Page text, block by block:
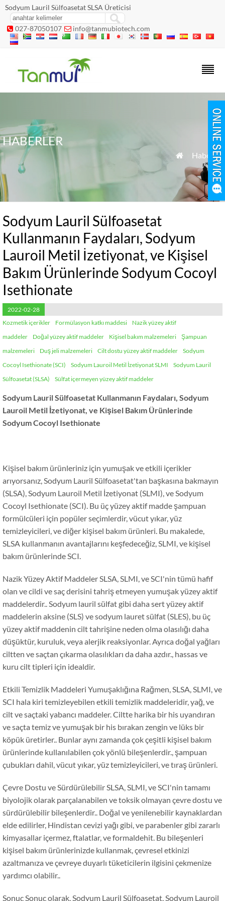
Sodyum Lauril Sülfoasetat SLSA Üreticisi
 027-87050107  info@tanmubiotech.com
HABERLER
 Haberler
Sodyum Lauril Sülfoasetat
Kullanmanın Faydaları, Sodyum
Lauroil Metil İzetiyonat, ve Kişisel
Bakım Ürünlerinde Sodyum Cocoyl
Isethionate
2022-02-28
Kozmetik içerikler
Formülasyon katkı maddesi
Nazik yüzey aktif
maddeler
Doğal yüzey aktif maddeler Kişisel bakım malzemeleri
Şampuan
malzemeleri
Duş jeli malzemeleri Cilt dostu yüzey aktif maddeler
Sodyum
Cocoyl Isethionate (SCI)
Sodyum Lauroil Metil İzetiyonat SLMI
Sodyum Lauril
Sülfoasetat (SLSA)
Sülfat içermeyen yüzey aktif maddeler
Sodyum Lauril Sülfoasetat Kullanmanın Faydaları, Sodyum
Lauroil Metil İzetiyonat, ve Kişisel Bakım Ürünlerinde
Sodyum Cocoyl Isethionate
Kişisel bakım ürünleriniz için yumuşak ve etkili içerikler
arıyorsanız, Sodyum Lauril Sülfoasetat'tan başkasına bakmayın
(SLSA), Sodyum Lauroil Metil İzetiyonat (SLMI), ve Sodyum
Cocoyl Isethionate (SCI). Bu üç yüzey aktif madde şampuan
formülcüleri için popüler seçimlerdir, vücut yıkar, yüz
temizleyicileri, ve diğer kişisel bakım ürünleri. Bu makalede,
SLSA kullanmanın avantajlarını keşfedeceğiz, SLMI, ve kişisel
bakım ürünlerinde SCI.
Nazik Yüzey Aktif Maddeler SLSA, SLMI, ve SCI'nin tümü hafif
olan ve cildi ve saç derisini tahriş etmeyen yumuşak yüzey aktif
maddelerdir.. Sodyum lauril sülfat gibi daha sert yüzey aktif
maddelerin aksine (SLS) ve sodyum lauret sülfat (SLES), bu üç
yüzey aktif maddenin cilt tahrişine neden olma olasılığı daha
düşüktür, kuruluk, veya alerjik reaksiyonlar. Ayrıca doğal yağları
ciltten ve saçtan çıkarma olasılıkları da daha azdır., hassas ve
kuru cilt tipleri için idealdir.
Etkili Temizlik Maddeleri Yumuşaklığına Rağmen, SLSA, SLMI, ve
SCI hala kiri temizleyebilen etkili temizlik maddeleridir, yağ, ve
cilt ve saçtaki yabancı maddeler. Ciltte harika bir his uyandıran
ve saçta temiz ve yumuşak bir his bırakan zengin ve lüks bir
köpük üretirler.. Bunlar aynı zamanda çok çeşitli kişisel bakım
ürünlerinde kullanılabilen çok yönlü bileşenlerdir., şampuan
çubukları dahil, vücut yıkar, yüz temizleyicileri, ve tıraş ürünleri.
Çevre Dostu ve Sürdürülebilir SLSA, SLMI, ve SCI'nin tamamı
biyolojik olarak parçalanabilen ve toksik olmayan çevre dostu ve
sürdürülebilir bileşenlerdir.. Doğal ve yenilenebilir kaynaklardan
elde edilirler, Hindistan cevizi yağı gibi, ve parabenler gibi zararlı
kimyasallar içermez, ftalatlar, ve formaldehit. Bu bileşenleri
kişisel bakım ürünlerinizde kullanmak, çevresel etkinizi
azaltmanıza ve çevreye duyarlı tüketicilerin ilgisini çekmenize
yardımcı olabilir..
Sonuç Sonuç olarak, Sodyum Lauril Sülfoasetat, Sodyum Lauroil